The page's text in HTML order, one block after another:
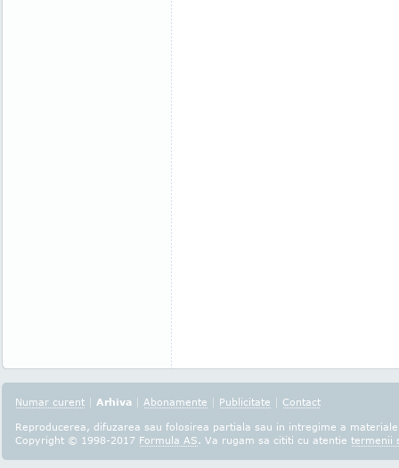
Numar curent | Arhiva | Abonamente | Publicitate | Contact
Reproducerea, difuzarea sau folosirea partiala sau in intregime a
Copyright © 1998-2017 Formula AS. Va rugam sa cititi cu atentie termenii